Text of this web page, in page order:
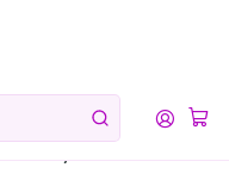
Código: BIENVENIDA10
COREANA
(Farm Stay) -200ml